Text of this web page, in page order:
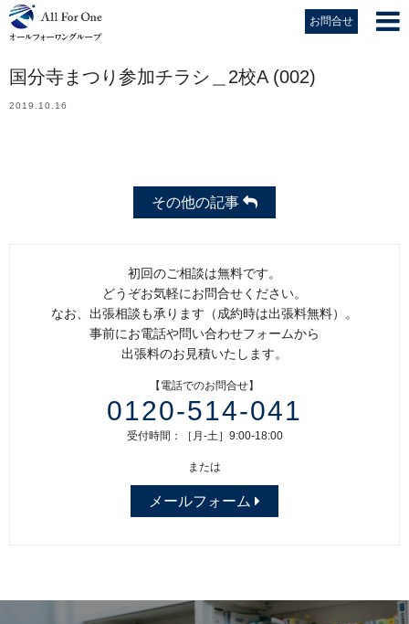
お問合せ
国分寺まつり参加チラシ＿2校A (002)
2019.10.16
その他の記事
初回のご相談は無料です。
どうぞお気軽にお問合せください。
なお、出張相談も承ります（成約時は出張料無料）。
事前にお電話や問い合わせフォームから
出張料のお見積いたします。
【電話でのお問合せ】
0120-514-041
受付時間：［月-土］9:00-18:00
または
メールフォーム